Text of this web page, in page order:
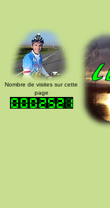
Nombre de visites sur cette
page